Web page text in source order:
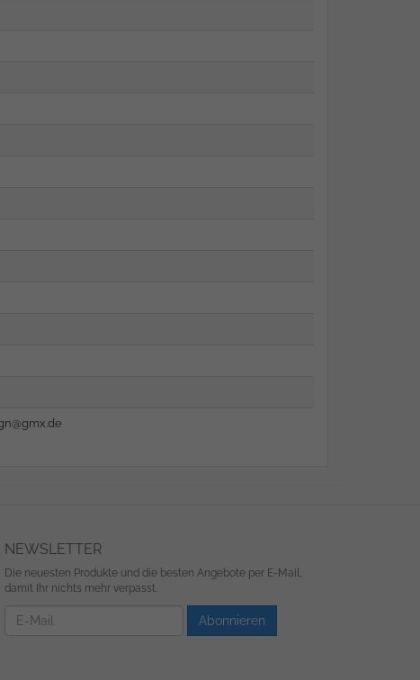
NEWSLETTER
Die neuesten Produkte und die besten Angebote per E-Mail,
damit Ihr nichts mehr verpasst.
Newsletter Abonnieren